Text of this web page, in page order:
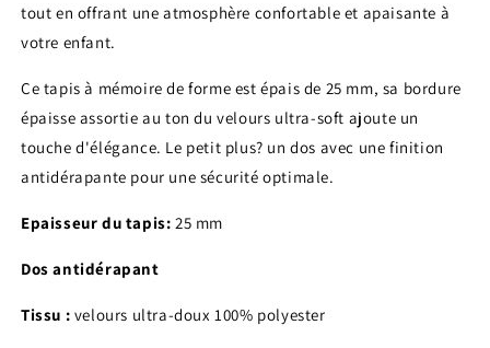
tout en offrant une atmosphère confortable et apaisante à
votre enfant.
Ce tapis à mémoire de forme est épais de 25 mm, sa bordure
épaisse assortie au ton du velours ultra-soft ajoute un
touche d'élégance. Le petit plus? un dos avec une finition
antidérapante pour une sécurité optimale.
Epaisseur du tapis: 25 mm
Dos antidérapant
Tissu : velours ultra-doux 100% polyester